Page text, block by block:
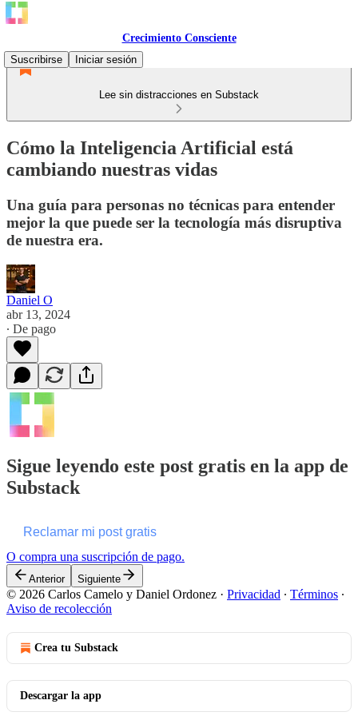
Crecimiento Consciente
Suscribirse
Iniciar sesión
Lee sin distracciones en Substack
Cómo la Inteligencia Artificial está
cambiando nuestras vidas
Una guía para personas no técnicas para entender
mejor la que puede ser la tecnología más disruptiva
de nuestra era.
Daniel O
abr 13, 2024
∙ De pago
Sigue leyendo este post gratis en la app de
Substack
Reclamar mi post gratis
O compra una suscripción de pago.
Anterior Siguiente
© 2026 Carlos Camelo y Daniel Ordonez · Privacidad ∙ Términos ∙
Aviso de recolección
Crea tu Substack
Descargar la app